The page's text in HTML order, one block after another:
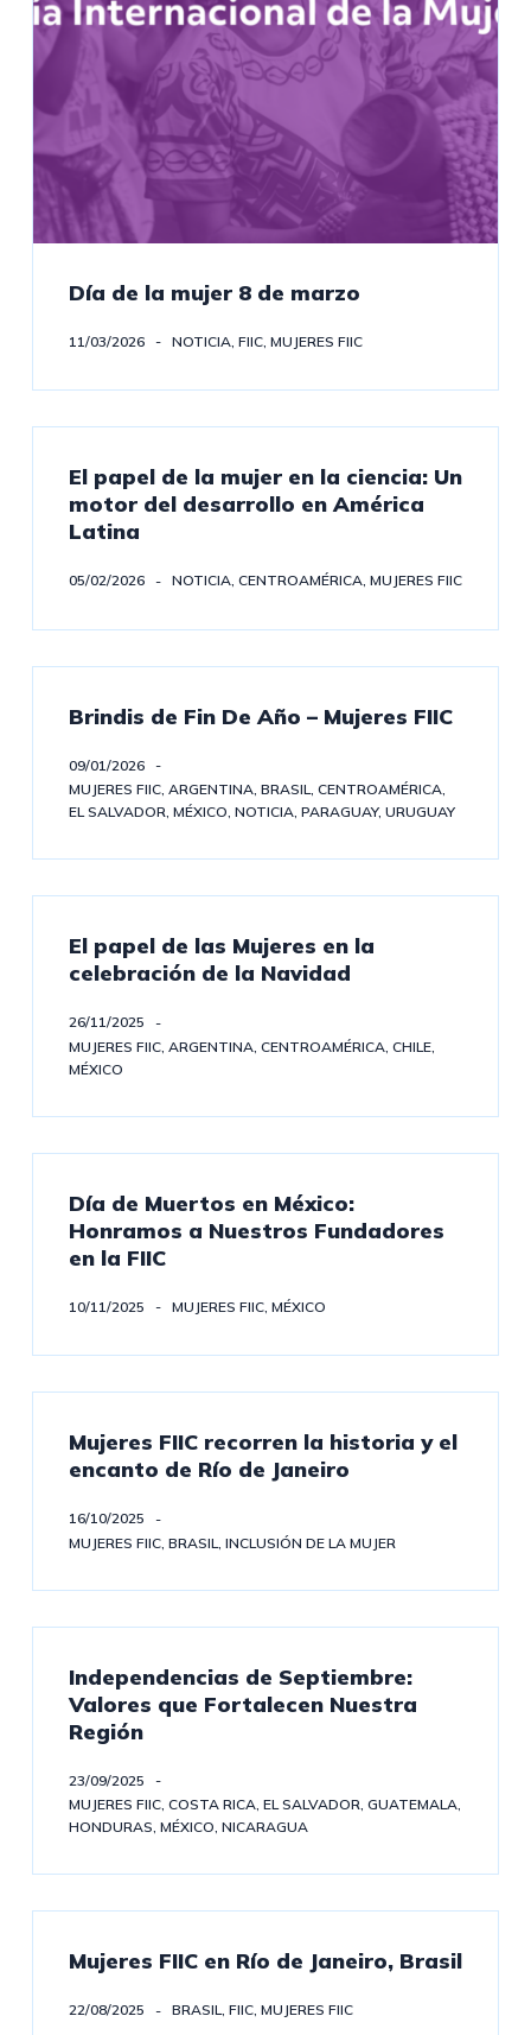
Día de la mujer 8 de marzo
11/03/2026 NOTICIA FIIC, MUJERES FIIC
El papel de la mujer en la ciencia: Un
motor del desarrollo en América
Latina
05/02/2026 NOTICIA, CENTROAMÉRICA, MUJERES FIIC
Brindis de Fin De Año – Mujeres FIIC
09/01/2026
MUJERES FIIC, ARGENTINA, BRASIL, CENTROAMÉRICA,
EL SALVADOR, MÉXICO, NOTICIA, PARAGUAY, URUGUAY
El papel de las Mujeres en la
celebración de la Navidad
26/11/2025
MUJERES FIIC, ARGENTINA CENTROAMÉRICA CHILE,
MÉXICO
Día de Muertos en México:
Honramos a Nuestros Fundadores
en la FIIC
10/11/2025 MUJERES FIIC, MÉXICO
Mujeres FIIC recorren la historia y el
encanto de Río de Janeiro
16/10/2025
MUJERES FIIC, BRASIL INCLUSIÓN DE LA MUJER
Independencias de Septiembre:
Valores que Fortalecen Nuestra
Región
23/09/2025
MUJERES FIIC, COSTA RICA, EL SALVADOR, GUATEMALA,
HONDURAS, MÉXICO, NICARAGUA
Mujeres FIIC en Río de Janeiro, Brasil
22/08/2025 BRASIL, FIIC, MUJERES FIIC